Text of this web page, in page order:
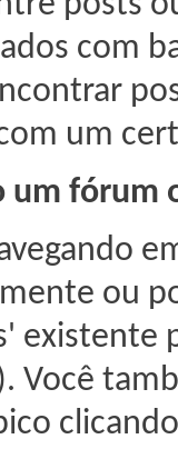
com
um
um fórum
ou
existente
Você